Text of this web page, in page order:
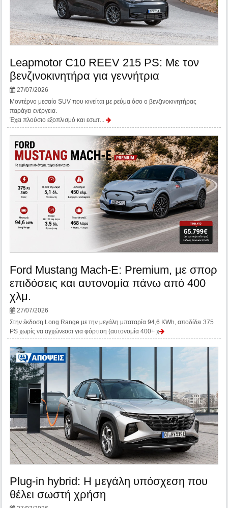
Leapmotor C10 REEV 215 PS: Με τον
βενζινοκινητήρα για γεννήτρια
27/07/2026
Μοντέρνο μεσαίο SUV που κινείται με ρεύμα όσο ο βενζινοκινητήρας
παράγει ενέργεια.
Έχει πλούσιο εξοπλισμό και εσωτ...
Ford Mustang Mach-E: Premium, με σπορ
επιδόσεις και αυτονομία πάνω από 400
χλμ.
27/07/2026
Στην έκδοση Long Range με την μεγάλη μπαταρία 94,6 KWh, αποδίδει 375
PS χωρίς να αγχώνεσαι για φόρτιση (αυτονομία 400+ χ
Plug-in hybrid: Η μεγάλη υπόσχεση που
θέλει σωστή χρήση